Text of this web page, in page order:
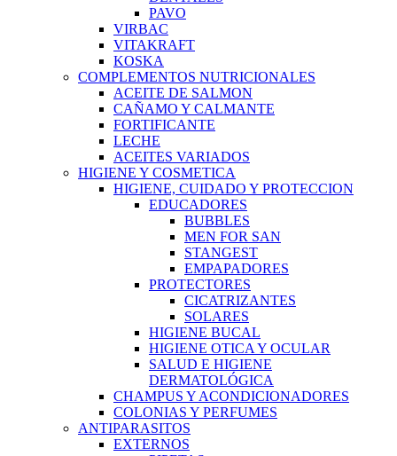
PAVO
VIRBAC
VITAKRAFT
KOSKA
COMPLEMENTOS NUTRICIONALES
ACEITE DE SALMON
CAÑAMO Y CALMANTE
FORTIFICANTE
LECHE
ACEITES VARIADOS
HIGIENE Y COSMETICA
HIGIENE, CUIDADO Y PROTECCION
EDUCADORES
BUBBLES
MEN FOR SAN
STANGEST
EMPAPADORES
PROTECTORES
CICATRIZANTES
SOLARES
HIGIENE BUCAL
HIGIENE OTICA Y OCULAR
SALUD E HIGIENE
DERMATOLÓGICA
CHAMPUS Y ACONDICIONADORES
COLONIAS Y PERFUMES
ANTIPARASITOS
EXTERNOS